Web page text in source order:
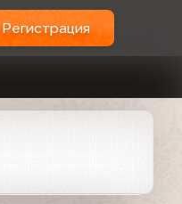
Регистрация